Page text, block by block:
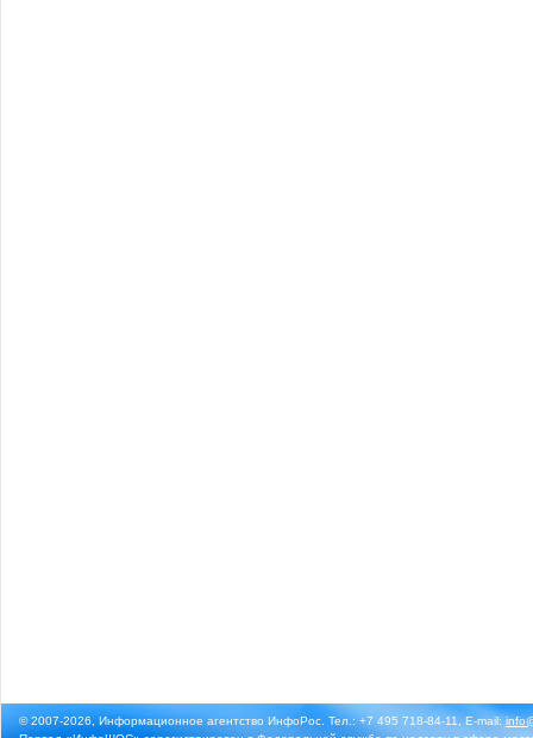
© 2007-2026, Информационное агентство ИнфоРос. Тел.: +7 495 718-84-11, E-mail: